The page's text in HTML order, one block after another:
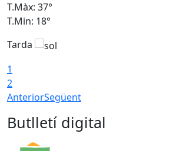
T.Màx: 37°
T.Min: 18°
Tarda
1
2
AnteriorSegüent
Butlletí digital